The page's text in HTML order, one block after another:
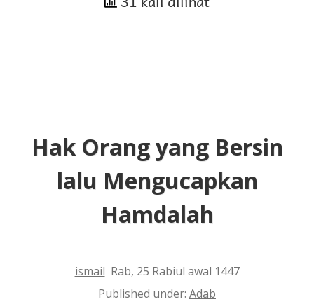
Hak Orang yang Bersin
lalu Mengucapkan
Hamdalah
ismail Rab, 25 Rabiul awal 1447
Published under: Adab